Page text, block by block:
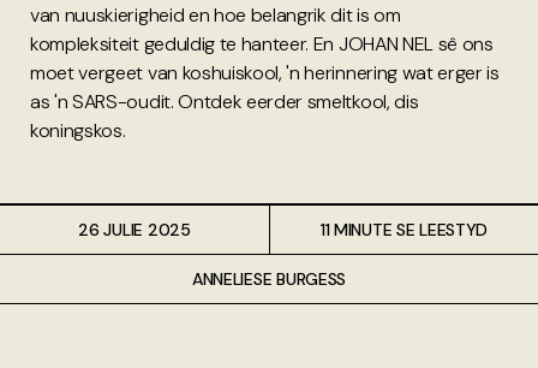
van nuuskierigheid en hoe belangrik dit is om
kompleksiteit geduldig te hanteer. En JOHAN NEL sê ons
moet vergeet van koshuiskool, 'n herinnering wat erger is
as 'n SARS-oudit. Ontdek eerder smeltkool, dis
koningskos.
26 JULIE 2025
ANNELIESE BURGESS
11 MINUTE SE LEESTYD